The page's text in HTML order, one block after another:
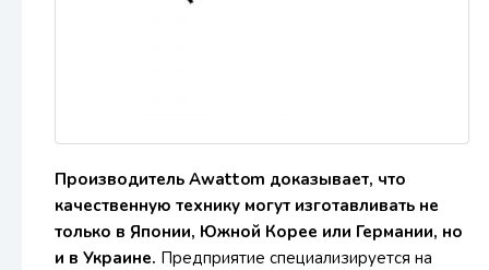
Производитель Awattom доказывает, что
качественную технику могут изготавливать не
только в Японии, Южной Корее или Германии, но
и в Украине. Предприятие специализируется на